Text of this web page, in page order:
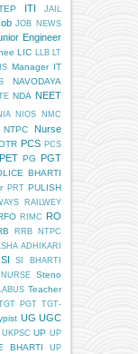
ITI
JAIL
JOB NEWS
Engineer
LIC LLB LT
Manager IT
NAVODAYA
NDA NEET
NIOS
NMC
NTPC Nurse
PCS PCS
PET PG PGT
BHARTI
PRT PULISH
RAILWEY
RIMC RO
RRB NTPC
ADHIKARI
SI SI BHARTI
Steno
Teacher
PGT TGT-
UG UGC
UKPSC UP UP
BHARTI
UP